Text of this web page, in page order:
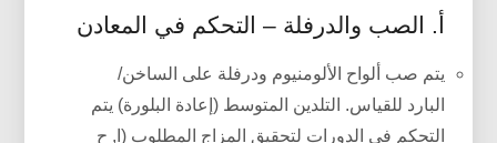
أ. الصب والدرفلة – التحكم في المعادن
يتم صب ألواح الألومنيوم ودرفلة على الساخن/
البارد للقياس. التلدين المتوسط (إعادة البلورة) يتم
التحكم في الدورات لتحقيق المزاج المطلوب (ا, ح